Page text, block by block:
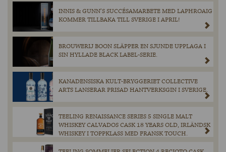
INNIS & GUNN’S SUCCÉSAMARBETE MED LAPHROAIG
KOMMER TILLBAKA TILL SVERIGE I APRIL!
BROUWERIJ BOON SLÄPPER EN SJUNDE UPPLAGA I
SIN HYLLADE BLACK LABEL-SERIE.
KANADENSISKA KULT-BRYGGERIET COLLECTIVE
ARTS LANSERAR PRISAD HANTVERKSGIN I SVERIGE.
TEELING RENAISSANCE SERIES 5 SINGLE MALT
WHISKEY CALVADOS CASK 18 YEARS OLD, IRLÄNDSK
WHISKEY I TOPPKLASS MED FRANSK TOUCH.